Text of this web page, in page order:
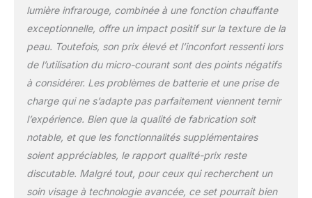
lumière infrarouge, combinée à une fonction chauffante
exceptionnelle, offre un impact positif sur la texture de la
peau. Toutefois, son prix élevé et l’inconfort ressenti lors
de l’utilisation du micro-courant sont des points négatifs
à considérer. Les problèmes de batterie et une prise de
charge qui ne s’adapte pas parfaitement viennent ternir
l’expérience. Bien que la qualité de fabrication soit
notable, et que les fonctionnalités supplémentaires
soient appréciables, le rapport qualité-prix reste
discutable. Malgré tout, pour ceux qui recherchent un
soin visage à technologie avancée, ce set pourrait bien